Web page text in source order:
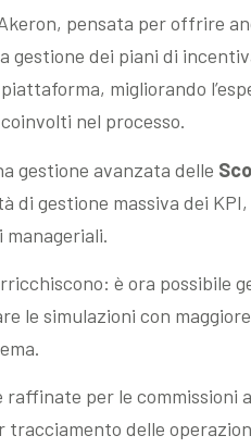
pensata per offrire
gestione dei piani di
migliorando
nel processo.
gestione avanzata delle
gestione massiva dei
è ora possibile
le simulazioni con
per le commissioni
delle